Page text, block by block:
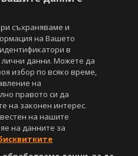
Всички права запазени.
Media Group
условия
съхраняваме и
на Вашето
в
лични данни. Можете да
избор по всяко време,
на
правото си да
на законен интерес.
на нашите
на данните за